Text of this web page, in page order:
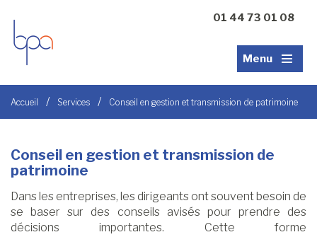
01 44 73 01 08
Menu
Accueil / Services / Conseil en gestion et transmission de patrimoine
Conseil en gestion et transmission de
patrimoine
Dans les entreprises, les dirigeants ont souvent besoin de
se baser sur des conseils avisés pour prendre des
décisions importantes. Cette forme